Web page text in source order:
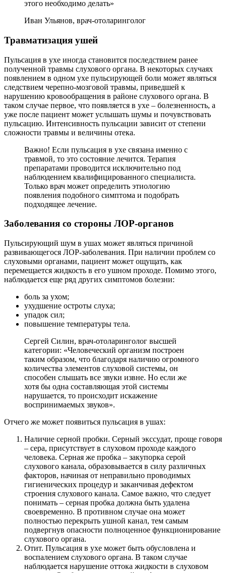
этого необходимо делать»
Иван Ульянов, врач-отоларинголог
Травматизация ушей
Пульсация в ухе иногда становится последствием ранее
полученной травмы слухового органа. В некоторых случаях
появлением в одном ухе пульсирующей боли может являться
следствием черепно-мозговой травмы, приведшей к
нарушению кровообращения в районе слухового органа. В
таком случае первое, что появляется в ухе – болезненность, а
уже после пациент может услышать шумы и почувствовать
пульсацию. Интенсивность пульсации зависит от степени
сложности травмы и величины отека.
Важно! Если пульсация в ухе связана именно с
травмой, то это состояние лечится. Терапия
препаратами проводится исключительно под
наблюдением квалифицированного специалиста.
Только врач может определить этиологию
появления подобного симптома и подобрать
подходящее лечение.
Заболевания со стороны ЛОР-органов
Пульсирующий шум в ушах может являться причиной
развивающегося ЛОР-заболевания. При наличии проблем со
слуховыми органами, пациент может ощущать, как
перемещается жидкость в его ушном проходе. Помимо этого,
наблюдается еще ряд других симптомов болезни:
боль за ухом;
ухудшение остроты слуха;
упадок сил;
повышение температуры тела.
Сергей Силин, врач-отоларинголог высшей
категории: «Человеческий организм построен
таким образом, что благодаря наличию огромного
количества элементов слуховой системы, он
способен слышать все звуки извне. Но если же
хотя бы одна составляющая этой системы
нарушается, то происходит искажение
воспринимаемых звуков».
Отчего же может появиться пульсация в ушах:
Наличие серной пробки. Серный экссудат, проще говоря
– сера, присутствует в слуховом проходе каждого
человека. Серная же пробка – закупорка серой
слухового канала, образовывается в силу различных
факторов, начиная от неправильно проводимых
гигиенических процедур и заканчивая дефектом
строения слухового канала. Самое важно, что следует
понимать – серная пробка должна быть удалена
своевременно. В противном случае она может
полностью перекрыть ушной канал, тем самым
подвергнув опасности полноценное функционирование
слухового органа.
Отит. Пульсация в ухе может быть обусловлена и
воспалением слухового органа. В таком случае
наблюдается нарушение оттока жидкости в слуховом